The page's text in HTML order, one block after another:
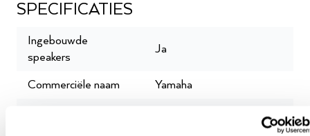
Live performance met de
tweedehands PSR-SX900
De PSR-SX900 biedt toegang tot maar liefst 1337
uiteenlopende genres. Dankzij functies zoals de joystick,
SPECIFICATIES
Ingebouwde
speakers
Ja
Commerciële naam
Yamaha